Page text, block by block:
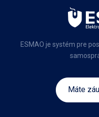
ESMAO je systém pre
Máte